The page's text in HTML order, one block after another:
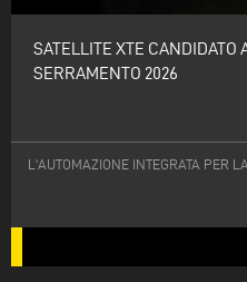
SATELLITE XTE CANDIDATO
SERRAMENTO 2026
L'AUTOMAZIONE INTEGRATA PER